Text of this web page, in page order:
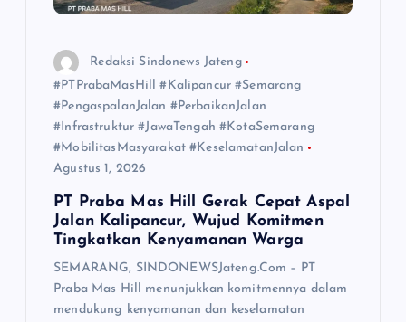
Redaksi Sindonews Jateng
#PTPrabaMasHill #Kalipancur #Semarang
#PengaspalanJalan #PerbaikanJalan
#Infrastruktur #JawaTengah #KotaSemarang
#MobilitasMasyarakat #KeselamatanJalan
Agustus 1, 2026
PT Praba Mas Hill Gerak Cepat Aspal
Jalan Kalipancur, Wujud Komitmen
Tingkatkan Kenyamanan Warga
SEMARANG, SINDONEWSJateng.Com – PT
Praba Mas Hill menunjukkan komitmennya dalam
mendukung kenyamanan dan keselamatan